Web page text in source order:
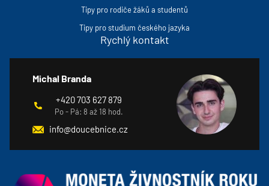
Tipy pro rodiče žáků a studentů
Tipy pro studium českého jazyka
Rychlý kontakt
Michal Branda
+420 703 627 879
Po - Pá: 8 až 18 hod.
info@doucebnice.cz